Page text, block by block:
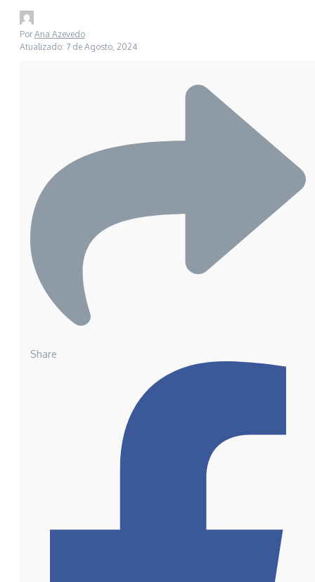
PorAna Azevedo
Atualizado: 7 de Agosto, 2024
Share